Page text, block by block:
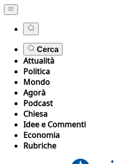
Cerca
Attualità
Politica
Mondo
Agorà
Podcast
Chiesa
Idee e Commenti
Economia
Rubriche